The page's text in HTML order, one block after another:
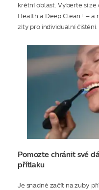
krétní oblast. Vyberte si
Health a Deep Clean+ – a
zity pro individuální čištění.
Pomozte chránit své
přítlaku
Je snadné začít na zuby